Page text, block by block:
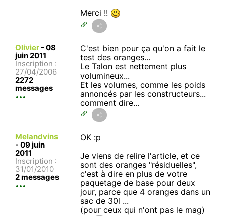
Merci !!
Olivier - 08
juin 2011
Inscription :
27/04/2006
2272
messages
C'est bien pour ça qu'on a fait le
test des oranges...
Le Talon est nettement plus
volumineux...
Et les volumes, comme les poids
annoncés par les constructeurs...
comment dire...
Melandvins
- 09 juin
2011
Inscription :
31/01/2010
2 messages
OK :p
Je viens de relire l'article, et ce
sont des oranges "résiduelles",
c'est à dire en plus de votre
paquetage de base pour deux
jour, parce que 4 oranges dans un
sac de 30l ...
(pour ceux qui n'ont pas le mag)